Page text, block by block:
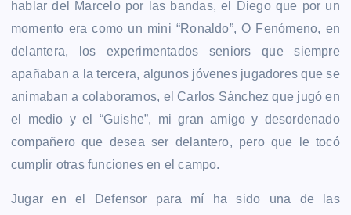
hablar del Marcelo por las bandas, el Diego que por un
momento era como un mini “Ronaldo”, O Fenómeno, en
delantera, los experimentados seniors que siempre
apañaban a la tercera, algunos jóvenes jugadores que se
animaban a colaborarnos, el Carlos Sánchez que jugó en
el medio y el “Guishe”, mi gran amigo y desordenado
compañero que desea ser delantero, pero que le tocó
cumplir otras funciones en el campo.
Jugar en el Defensor para mí ha sido una de las